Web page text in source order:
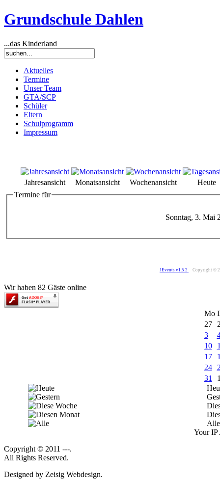
Grundschule Dahlen
...das Kinderland
Aktuelles
Termine
Unser Team
GTA/SCP
Schüler
Eltern
Schulprogramm
Impressum
Jahresansicht Monatsansicht Wochenansicht
Heute
Termine für
Sonntag, 3. Mai
JEvents v1.5.2 Copyright ©
Wir haben 82 Gäste online
Mo
27
3
10
17
24
31
Alle
Your IP
Copyright © 2011 ---.
All Rights Reserved.
Designed by Zeisig Webdesign.